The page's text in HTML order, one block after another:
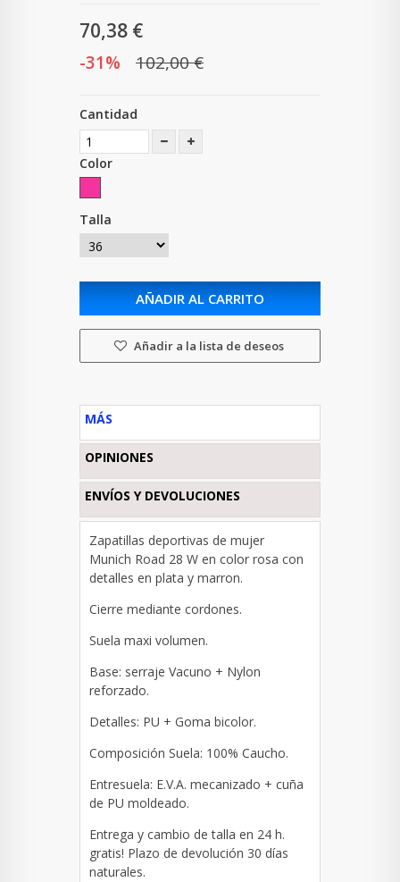
70,38 €
-31% 102,00 €
Cantidad
Color
Talla
AÑADIR AL CARRITO
Añadir a la lista de deseos
MÁS
OPINIONES
ENVÍOS Y DEVOLUCIONES
Zapatillas deportivas de mujer
Munich Road 28 W en color rosa con
detalles en plata y marron.
Cierre mediante cordones.
Suela maxi volumen.
Base: serraje Vacuno + Nylon
reforzado.
Detalles: PU + Goma bicolor.
Composición Suela: 100% Caucho.
Entresuela: E.V.A. mecanizado + cuña
de PU moldeado.
Entrega y cambio de talla en 24 h.
gratis! Plazo de devolución 30 días
naturales.